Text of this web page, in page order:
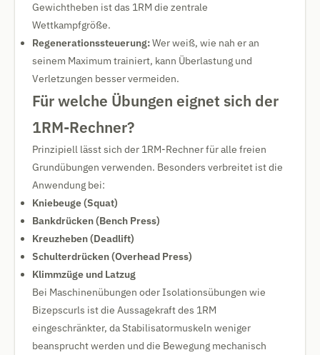
Gewichtheben ist das 1RM die zentrale
Wettkampfgröße.
Regenerationssteuerung:Wer weiß, wie nah er an
seinem Maximum trainiert, kann Überlastung und
Verletzungen besser vermeiden.
Für welche Übungen eignet sich der
1RM-Rechner?
Prinzipiell lässt sich der 1RM-Rechner für alle freien
Grundübungen verwenden. Besonders verbreitet ist die
Anwendung bei:
Kniebeuge (Squat)
Bankdrücken (Bench Press)
Kreuzheben (Deadlift)
Schulterdrücken (Overhead Press)
Klimmzüge und Latzug
Bei Maschinenübungen oder Isolationsübungen wie
Bizepscurls ist die Aussagekraft des 1RM
eingeschränkter, da Stabilisatormuskeln weniger
beansprucht werden und die Bewegung mechanisch